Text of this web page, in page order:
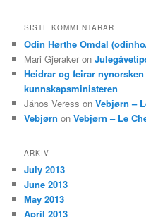
SISTE KOMMENTARAR
Odin Hørthe Omdal
Mari Gjeraker on
Heidrar og feirar
kunnskapsministeren
János Veress onVebjørn –
Vebjørn onVebjørn – Le
ARKIV
July 2013
June 2013
May 2013
April 2013